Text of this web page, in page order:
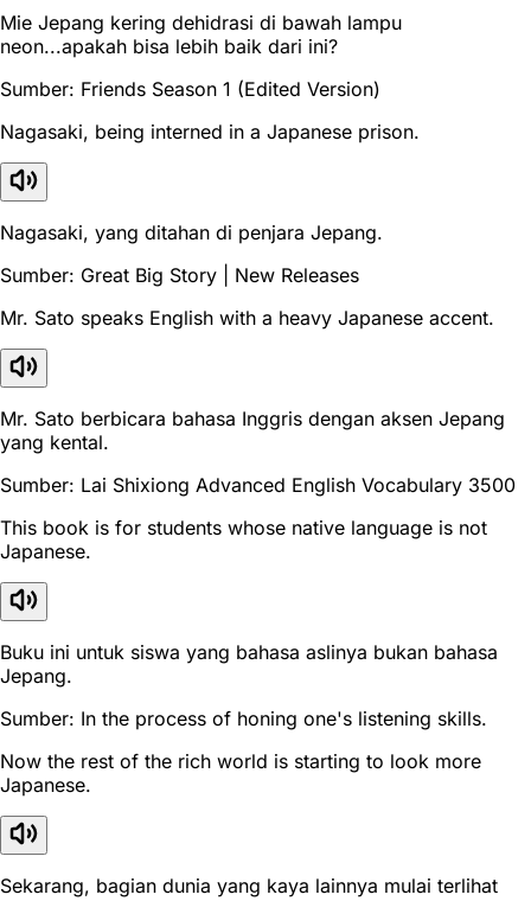
Mie Jepang kering dehidrasi di bawah lampu
neon...apakah bisa lebih baik dari ini?
Sumber: Friends Season 1 (Edited Version)
Nagasaki, being interned in a Japanese prison.
Nagasaki, yang ditahan di penjara Jepang.
Sumber: Great Big Story | New Releases
Mr. Sato speaks English with a heavy Japanese accent.
Mr. Sato berbicara bahasa Inggris dengan aksen Jepang
yang kental.
Sumber: Lai Shixiong Advanced English Vocabulary 3500
This book is for students whose native language is not
Japanese.
Buku ini untuk siswa yang bahasa aslinya bukan bahasa
Jepang.
Sumber: In the process of honing one's listening skills.
Now the rest of the rich world is starting to look more
Japanese.
Sekarang, bagian dunia yang kaya lainnya mulai terlihat